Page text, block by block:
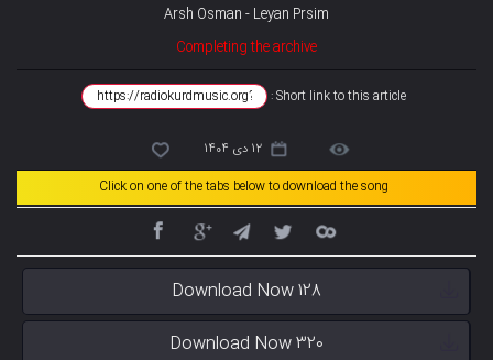
Arsh Osman - Leyan Prsim
Completing the archive
Short link to this article :
12 دی 1404
Click on one of the tabs below to download the song
Download Now 128
Download Now 320